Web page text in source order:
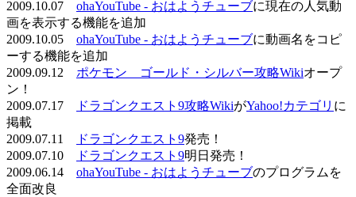
2009.10.07 ohaYouTube - おはようチューブに現在の人気動
画を表示する機能を追加
2009.10.05 ohaYouTube - おはようチューブに動画名をコピ
ーする機能を追加
2009.09.12 ポケモン ゴールド・シルバー攻略Wikiオープ
ン！
2009.07.17
ドラゴンクエスト9攻略WikiがYahoo!カテゴリ に
掲載
2009.07.11
ドラゴンクエスト9発売！
2009.07.10
ドラゴンクエスト9明日発売！
2009.06.14 ohaYouTube - おはようチューブのプログラムを
全面改良